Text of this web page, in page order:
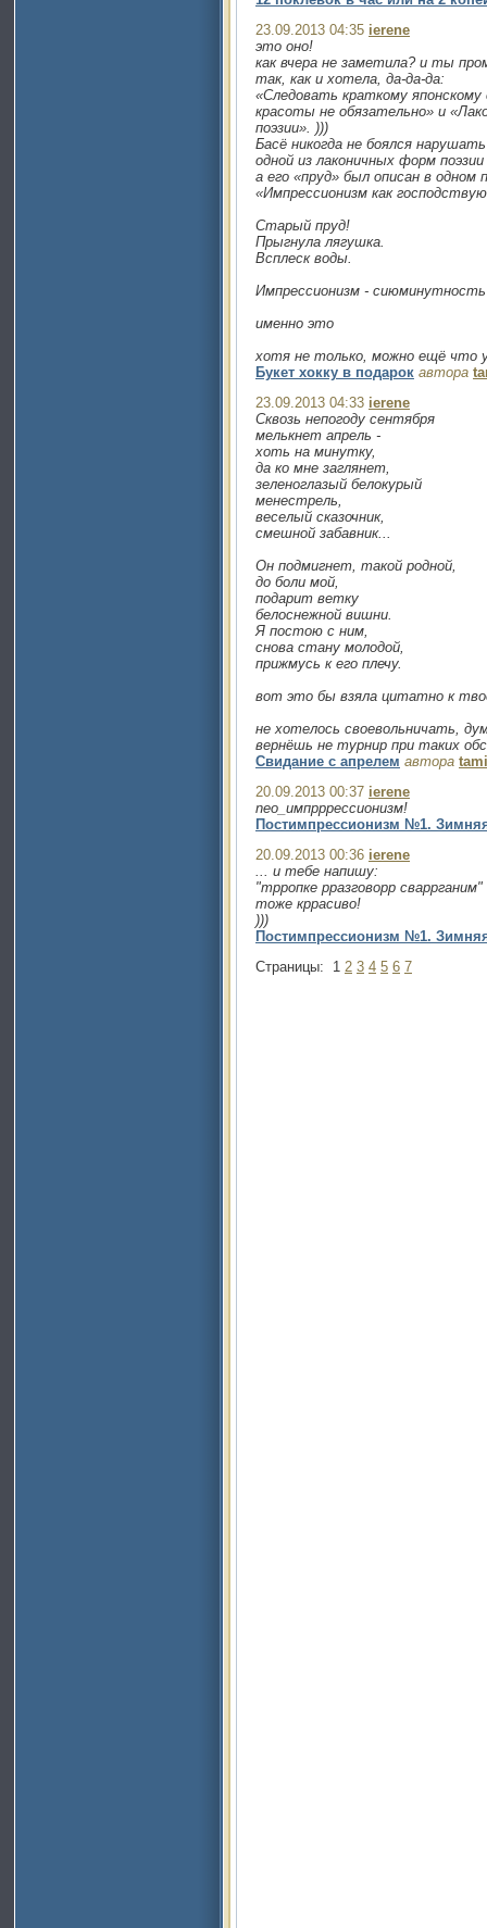
23.09.2013 04:35 ierene
это оно!
как вчера не заметила? и ты
так, как и хотела, да-да-да:
«Следовать краткому
красоты не обязательно» и
поэзии». )))
Басё никогда не боялся
одной из лаконичных форм поэзии
а его «пруд» был описан в одном
«Импрессионизм как
Старый пруд!
Прыгнула лягушка.
Всплеск воды.
Импрессионизм - сиюминутность
именно это
хотя не только, можно ещё что
Букет хокку в подарок автора
23.09.2013 04:33 ierene
Сквозь непогоду сентября
мелькнет апрель -
хоть на минутку,
да ко мне заглянет,
зеленоглазый белокурый
менестрель,
веселый сказочник,
смешной забавник...
Он подмигнет, такой родной,
до боли мой,
подарит ветку
белоснежной вишни.
Я постою с ним,
снова стану молодой,
прижмусь к его плечу.
вот это бы взяла цитатно к
не хотелось своевольничать,
вернёшь не турнир при таких
Свидание с апрелем автора
20.09.2013 00:37 ierene
neo_импрррессионизм!
Постимпрессионизм №1.
20.09.2013 00:36 ierene
... и тебе напишу:
"трропке рразговорр сваррганим"
тоже кррасиво!
)))
Постимпрессионизм №1.
Страницы: 1 2 3 4 5 6 7